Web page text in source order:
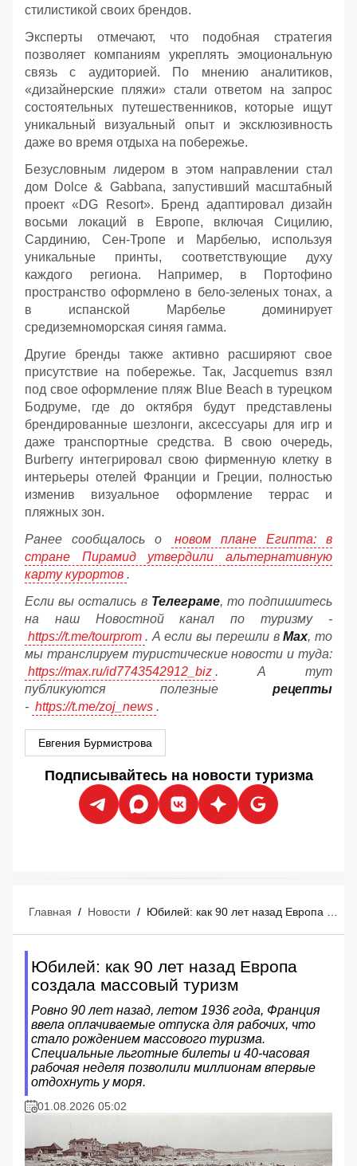
стилистикой своих брендов.
Эксперты отмечают, что подобная стратегия
позволяет компаниям укреплять эмоциональную
связь с аудиторией. По мнению аналитиков,
«дизайнерские пляжи» стали ответом на запрос
состоятельных путешественников, которые ищут
уникальный визуальный опыт и эксклюзивность
даже во время отдыха на побережье.
Безусловным лидером в этом направлении стал
дом Dolce & Gabbana, запустивший масштабный
проект «DG Resort». Бренд адаптировал дизайн
восьми локаций в Европе, включая Сицилию,
Сардинию, Сен-Тропе и Марбелью, используя
уникальные принты, соответствующие духу
каждого региона. Например, в Портофино
пространство оформлено в бело-зеленых тонах, а
в испанской Марбелье доминирует
средиземноморская синяя гамма.
Другие бренды также активно расширяют свое
присутствие на побережье. Так, Jacquemus взял
под свое оформление пляж Blue Beach в турецком
Бодруме, где до октября будут представлены
брендированные шезлонги, аксессуары для игр и
даже транспортные средства. В свою очередь,
Burberry интегрировал свою фирменную клетку в
интерьеры отелей Франции и Греции, полностью
изменив визуальное оформление террас и
пляжных зон.
Ранее сообщалось о
новом плане Египта: в
стране Пирамид утвердили альтернативную
карту курортов .
Если вы остались в Телеграме, то подпишитесь
на наш Новостной канал по туризму -
https://t.me/tourprom . А если вы перешли вМах, то
мы транслируем туристические новости и туда:
https://max.ru/id7743542912_biz . А тут
публикуются полезные рецепты
- https://t.me/zoj_news .
Евгения Бурмистрова
Подписывайтесь на новости туризма
Главная / Новости /
Юбилей: как 90 лет назад Европа
создала массовый туризм
Ровно 90 лет назад, летом 1936 года, Франция
ввела оплачиваемые отпуска для рабочих, что
стало рождением массового туризма.
Специальные льготные билеты и 40-часовая
рабочая неделя позволили миллионам впервые
отдохнуть у моря.
01.08.2026 05:02